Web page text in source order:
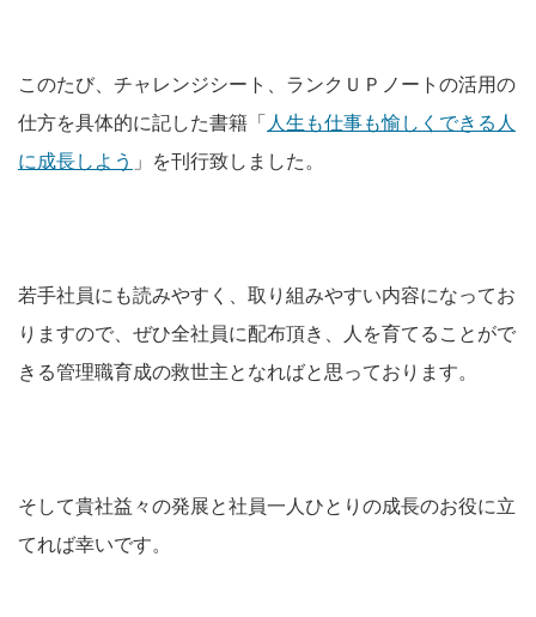
このたび、チャレンジシート、ランクＵＰノートの活用の
仕方を具体的に記した書籍「 人生も仕事も愉しくできる人
に成長しよう 」を刊行致しました。
若手社員にも読みやすく、取り組みやすい内容になってお
りますので、ぜひ全社員に配布頂き、人を育てることがで
きる管理職育成の救世主となればと思っております。
そして貴社益々の発展と社員一人ひとりの成長のお役に立
てれば幸いです。